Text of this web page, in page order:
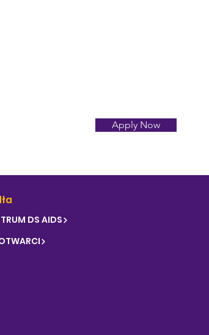
Apply Now
DS AIDS